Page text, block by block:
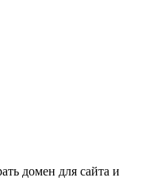
домен для сайта и